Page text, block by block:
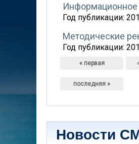
Информационное
Год публикации:
Методические
Год публикации:
Страницы
« первая
последняя »
Новости